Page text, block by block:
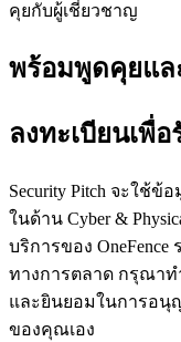
คุยกับผู้เชี่ยวชาญ
พร้อมพูดคุยแล
ลงทะเบียนเพื่อ
Security Pitch จะใช้
ในด้าน Cyber &
บริการของ
ทางการตลาด กรุณาท
และยินยอมในการอนุ
ของคุณเอง